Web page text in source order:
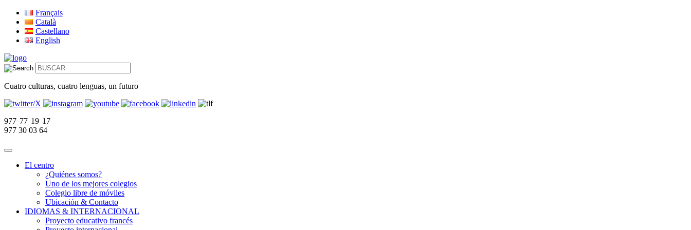
Français
Català
Castellano
English
Cuatro culturas, cuatro lenguas, un futuro
977 77 19 17
977 30 03 64
El centro
¿Quiénes somos?
Uno de los mejores colegios
Colegio libre de móviles
Ubicación & Contacto
IDIOMAS & INTERNACIONAL
Proyecto educativo francés